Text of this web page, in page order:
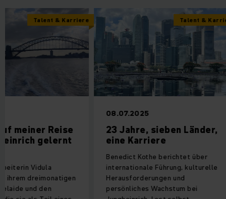
Talent & Karriere
meiner Reise
gelernt
Vidula
dreimonatigen
und den
Talent &
08.07.2025
23 Jahre, sieben Länder,
eine Karriere
Benedict Kothe berichtet über
internationale Führung, kulturelle
Herausforderungen und
persönliches Wachstum bei